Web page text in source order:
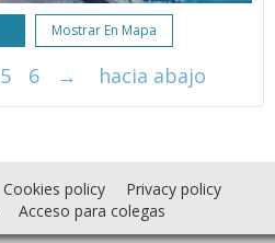
Mostrar En Mapa
5 6 → hacia abajo
Cookies policy
Privacy policy
Acceso para colegas